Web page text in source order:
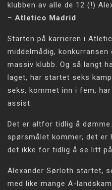
klubben av alle de 12 (!)
– Atletico Madrid.
Starten på karrieren i
middelmådig,
massiv klubb. Og så langt
laget, har startet seks
seks, kommet inn i fem,
assist.
Det er altfor tidlig å
spørsmålet kommer, det er
det ikke for tidlig å se litt
Alexander Sørloth startet,
med like mange A-